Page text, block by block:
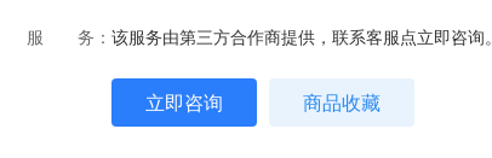
服 务： 该服务由第三方合作商提供，联系客服点立即咨询。
立即咨询 商品收藏